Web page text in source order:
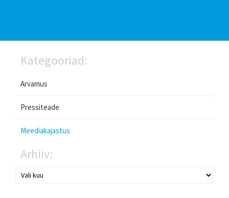
Kategooriad:
Arvamus
Pressiteade
Meediakajastus
Arhiiv: